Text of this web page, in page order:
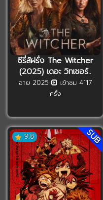
ซีรี่ส์ฝรั่ง The Witcher
(2025) เดอะ วิทเชอร์..
ฉาย 2025
เข้าชม 4117
ครั้ง
9.8 SUB